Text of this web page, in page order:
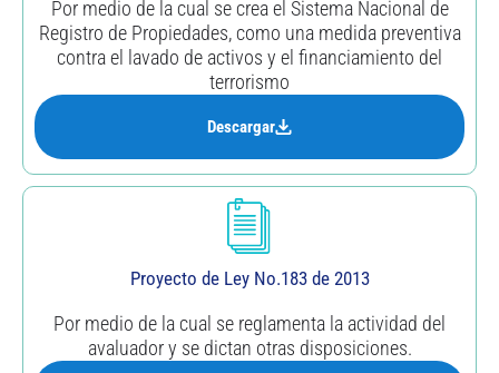
Por medio de la cual se crea el Sistema Nacional de
Registro de Propiedades, como una medida preventiva
contra el lavado de activos y el financiamiento del
terrorismo
Descargar
Proyecto de Ley No.183 de 2013
Por medio de la cual se reglamenta la actividad del
avaluador y se dictan otras disposiciones.